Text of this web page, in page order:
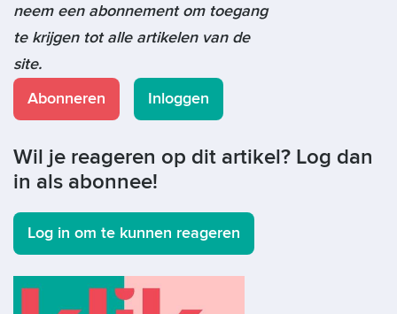
neem een abonnement om toegang
te krijgen tot alle artikelen van de
site.
Abonneren
Inloggen
Wil je reageren op dit artikel? Log dan
in als abonnee!
Log in om te kunnen reageren